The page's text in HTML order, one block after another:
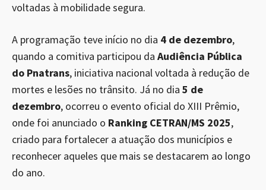
voltadas à mobilidade segura.
A programação teve início no dia 4 de dezembro,
quando a comitiva participou da Audiência Pública
do Pnatrans, iniciativa nacional voltada à redução de
mortes e lesões no trânsito. Já no dia 5 de
dezembro, ocorreu o evento oficial do XIII Prêmio,
onde foi anunciado o Ranking CETRAN/MS 2025,
criado para fortalecer a atuação dos municípios e
reconhecer aqueles que mais se destacarem ao longo
do ano.